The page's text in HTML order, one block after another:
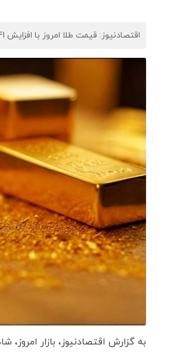
اقتصادنیوز: قیمت طلا امروز با افزایش 41 دلاری، 4830 (چهار هزار و هشتصد و سی) دلار نرخ‌گذاری شد.
به گزارش اقتصادنیوز، بازار